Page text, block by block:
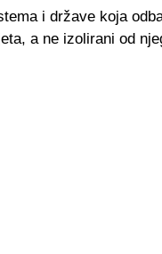
i države koja
a ne izolirani od